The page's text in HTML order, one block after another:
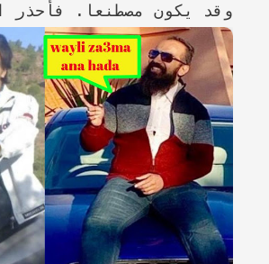
وقد يكون مصطنعا. فأحذر